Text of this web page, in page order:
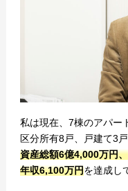
私は現在、7棟のアパー
区分所有8戸、戸建て3
資産総額6億4,000万円、
年収6,100万円を達成し